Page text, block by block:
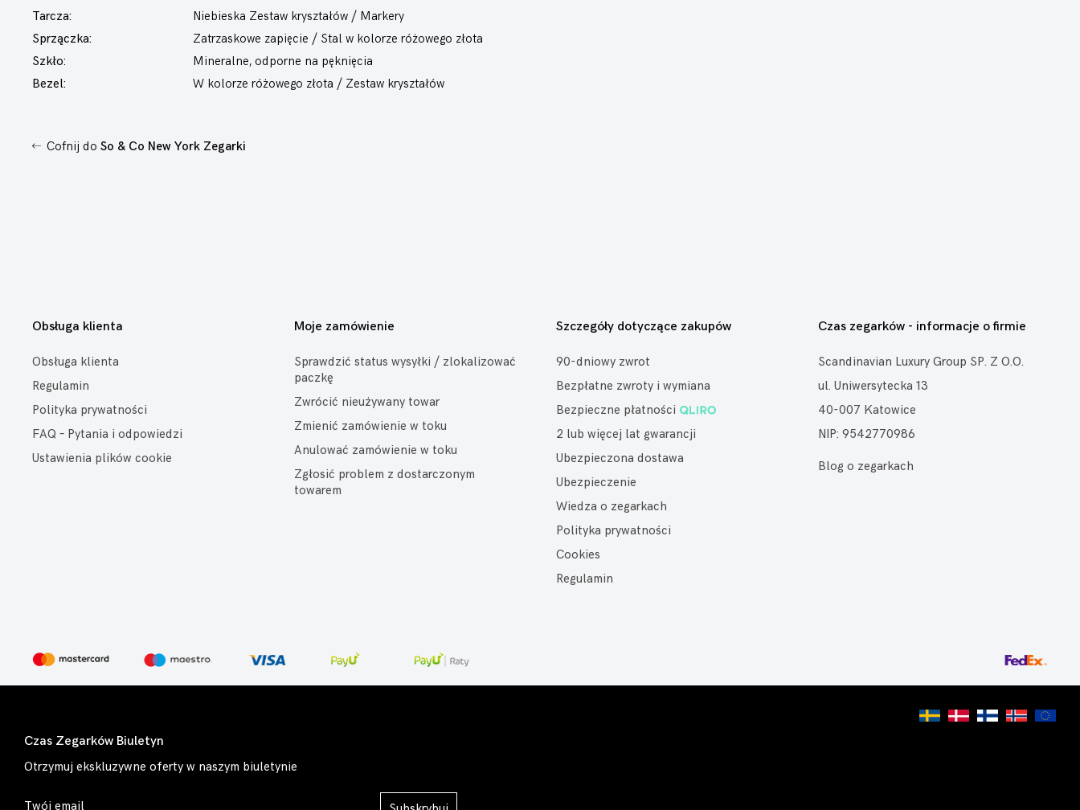
Tarcza:
Niebieska Zestaw kryształów / Markery
Sprzączka:
Zatrzaskowe zapięcie / Stal w kolorze różowego złota
Szkło:
Mineralne, odporne na pęknięcia
Bezel:
W kolorze różowego złota / Zestaw kryształów
Cofnij do So & Co New York Zegarki
Obsługa klienta
Obsługa klienta
Regulamin
Polityka prywatności
FAQ – Pytania i odpowiedzi
Ustawienia plików cookie
Moje zamówienie
Sprawdzić status wysyłki / zlokalizować
paczkę
Zwrócić nieużywany towar
Zmienić zamówienie w toku
Anulować zamówienie w toku
Zgłosić problem z dostarczonym
towarem
Szczegóły dotyczące zakupów
90-dniowy zwrot
Bezpłatne zwroty i wymiana
Bezpieczne płatności
2 lub więcej lat gwarancji
Ubezpieczona dostawa
Ubezpieczenie
Wiedza o zegarkach
Polityka prywatności
Cookies
Regulamin
Czas zegarków - informacje o firmie
Scandinavian Luxury Group SP. Z O.O.
ul. Uniwersytecka 13
40-007 Katowice
NIP: 9542770986
Blog o zegarkach
Czas Zegarków Biuletyn
Otrzymuj ekskluzywne oferty w naszym biuletynie